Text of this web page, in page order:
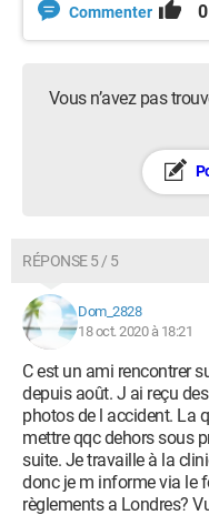
Commenter 0
Vous n’avez pas
RÉPONSE 5 / 5
Dom_2828
18 oct. 2020 à 18:21
C est un ami rencontrer
depuis août. J ai reçu
photos de l accident. La
mettre qqc dehors sous
suite. Je travaille à la
donc je m informe via le
règlements a Londres?